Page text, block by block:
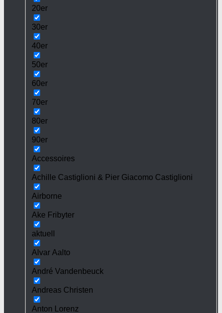
20er
30er
40er
50er
60er
70er
80er
90er
Accessoires
Achille Castiglioni & Pier Giacomo Castiglioni
Airborne
Ake Fribyter
aktuell
Alvar Aalto
André Vandenbeuck
Andreas Christen
Anton Lorenz